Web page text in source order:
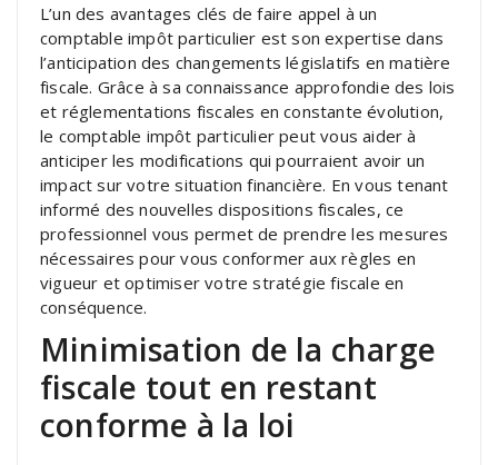
L’un des avantages clés de faire appel à un
comptable impôt particulier est son expertise dans
l’anticipation des changements législatifs en matière
fiscale. Grâce à sa connaissance approfondie des lois
et réglementations fiscales en constante évolution,
le comptable impôt particulier peut vous aider à
anticiper les modifications qui pourraient avoir un
impact sur votre situation financière. En vous tenant
informé des nouvelles dispositions fiscales, ce
professionnel vous permet de prendre les mesures
nécessaires pour vous conformer aux règles en
vigueur et optimiser votre stratégie fiscale en
conséquence.
Minimisation de la charge
fiscale tout en restant
conforme à la loi